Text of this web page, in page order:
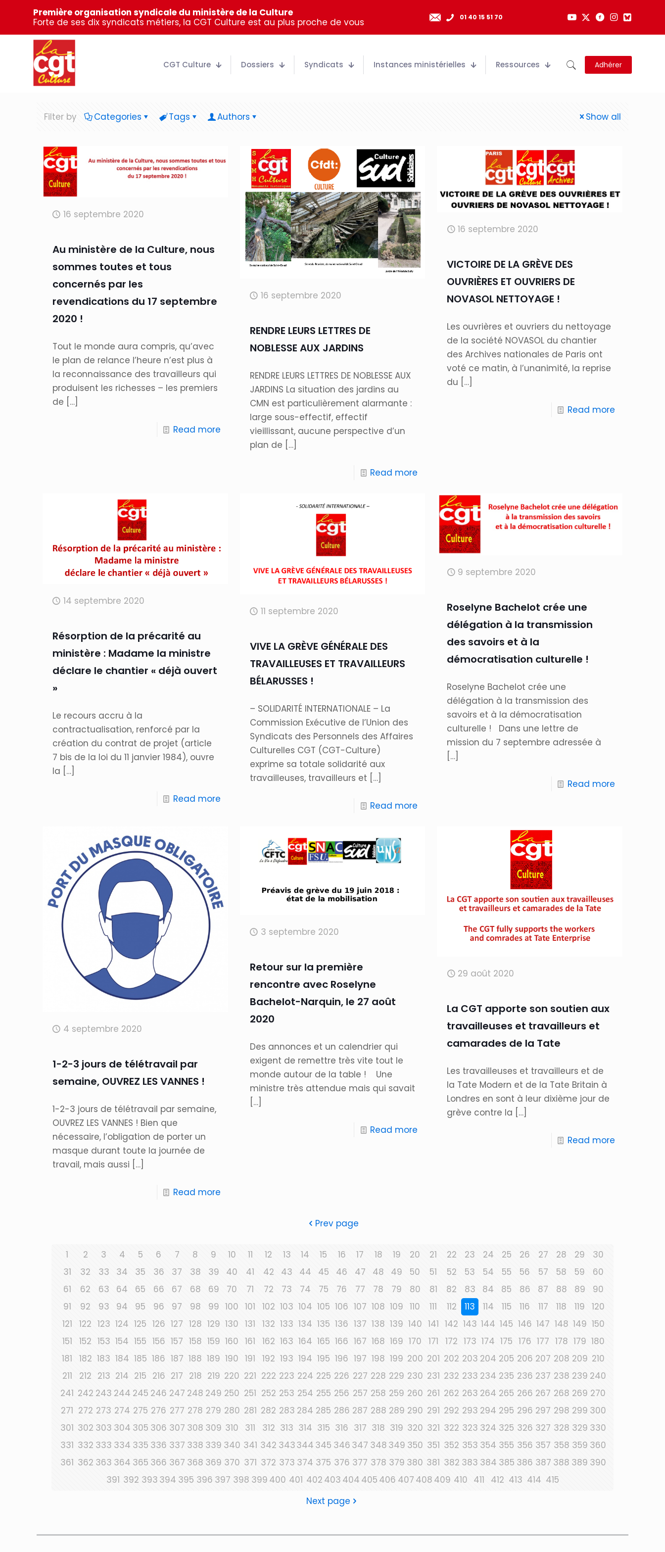
Première organisation syndicale du ministère de la Culture
Forte de ses dix syndicats métiers, la CGT Culture est au plus proche de vous
01 40 15 51 70
CGT Culture Dossiers Syndicats Instances ministérielles Ressources Adhérer
Filter by Categories Tags Authors Show all
16 septembre 2020
Au ministère de la Culture, nous
sommes toutes et tous
concernés par les
revendications du 17 septembre
2020 !
Tout le monde aura compris, qu’avec
le plan de relance l’heure n’est plus à
la reconnaissance des travailleurs qui
produisent les richesses – les premiers
de […]
Read more
16 septembre 2020
RENDRE LEURS LETTRES DE
NOBLESSE AUX JARDINS
RENDRE LEURS LETTRES DE NOBLESSE AUX
JARDINS La situation des jardins au
CMN est particulièrement alarmante :
large sous-effectif, effectif
vieillissant, aucune perspective d’un
plan de […]
Read more
16 septembre 2020
VICTOIRE DE LA GRÈVE DES
OUVRIÈRES ET OUVRIERS DE
NOVASOL NETTOYAGE !
Les ouvrières et ouvriers du nettoyage
de la société NOVASOL du chantier
des Archives nationales de Paris ont
voté ce matin, à l’unanimité, la reprise
du […]
Read more
14 septembre 2020
Résorption de la précarité au
ministère : Madame la ministre
déclare le chantier « déjà ouvert
»
Le recours accru à la
contractualisation, renforcé par la
création du contrat de projet (article
7 bis de la loi du 11 janvier 1984), ouvre
la […]
Read more
11 septembre 2020
VIVE LA GRÈVE GÉNÉRALE DES
TRAVAILLEUSES ET TRAVAILLEURS
BÉLARUSSES !
– SOLIDARITÉ INTERNATIONALE – La
Commission Exécutive de l’Union des
Syndicats des Personnels des Affaires
Culturelles CGT (CGT-Culture)
exprime sa totale solidarité aux
travailleuses, travailleurs et […]
Read more
9 septembre 2020
Roselyne Bachelot crée une
délégation à la transmission
des savoirs et à la
démocratisation culturelle !
Roselyne Bachelot crée une
délégation à la transmission des
savoirs et à la démocratisation
culturelle ! Dans une lettre de
mission du 7 septembre adressée à
[…]
Read more
4 septembre 2020
1-2-3 jours de télétravail par
semaine, OUVREZ LES VANNES !
1-2-3 jours de télétravail par semaine,
OUVREZ LES VANNES ! Bien que
nécessaire, l’obligation de porter un
masque durant toute la journée de
travail, mais aussi […]
Read more
3 septembre 2020
Retour sur la première
rencontre avec Roselyne
Bachelot-Narquin, le 27 août
2020
Des annonces et un calendrier qui
exigent de remettre très vite tout le
monde autour de la table ! Une
ministre très attendue mais qui savait
[…]
Read more
29 août 2020
La CGT apporte son soutien aux
travailleuses et travailleurs et
camarades de la Tate
Les travailleuses et travailleurs et de
la Tate Modern et de la Tate Britain à
Londres en sont à leur dixième jour de
grève contre la […]
Read more
Prev page
1 2 3 4 5 6 7 8 9 10 11 12 13 14 15 16 17 18 19 20 21 22 23 24 25 26 27 28 29
30
31
32 33 34 35 36 37 38 39 40 41 42 43 44 45 46 47 48 49 50 51 52 53 54 55 56 57 58 59
60
61
62 63 64 65 66 67 68 69 70 71 72 73 74 75 76 77 78 79 80 81 82 83 84 85 86 87 88 89
90
91
92 93 94 95 96 97 98 99 100 101 102 103 104 105 106 107 108 109 110 111 112 113 114 115 116 117 118 119
120
121
122 123 124 125 126 127 128 129 130 131 132 133 134 135 136 137 138 139 140 141 142 143 144 145 146 147 148 149 150
151
152 153 154 155 156 157 158 159 160 161 162 163 164 165 166 167 168 169 170 171 172 173 174 175 176 177 178 179 180
181
182 183 184 185 186 187 188 189 190 191 192 193 194 195 196 197 198 199 200 201 202 203 204 205 206 207 208 209 210
211
212 213 214 215 216 217 218 219 220 221 222 223 224 225 226 227 228 229 230 231 232 233 234 235 236 237 238 239 240
241 242 243 244 245 246 247 248 249 250 251 252 253 254 255 256 257 258 259 260 261 262 263 264 265 266 267 268 269 270
271 272 273 274 275 276 277 278 279 280 281 282 283 284 285 286 287 288 289 290 291 292 293 294 295 296 297 298 299 300
301 302 303 304 305 306 307 308 309 310 311 312 313 314 315 316 317 318 319 320 321 322 323 324 325 326 327 328 329 330
331 332 333 334 335 336 337 338 339 340 341 342 343344 345 346 347 348 349 350 351 352 353 354 355 356 357 358 359 360
361 362 363 364 365 366 367 368 369 370 371 372 373 374 375 376 377 378 379 380 381 382 383 384 385 386 387 388 389 390
391 392 393 394 395 396 397 398 399 400 401 402 403 404 405 406 407 408 409 410 411 412 413 414 415
Next page